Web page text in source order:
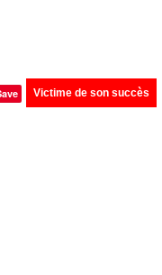
Victime de son succès